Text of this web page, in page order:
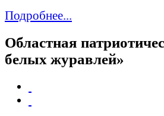
Подробнее...
Областная
белых журавлей»